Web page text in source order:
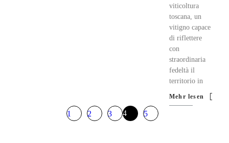
viticoltura
toscana, un
vitigno capace
di riflettere
con
straordinaria
fedeltà il
territorio in
Mehr lesen
1 2 3 4 5